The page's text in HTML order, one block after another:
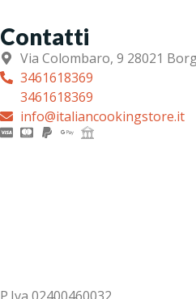
Contatti
Via Colombaro, 9 28021
3461618369
3461618369
info@italiancookingstore.it